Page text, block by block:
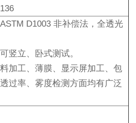
D1003 非补偿法，全透光
竖立、卧式测试。
加工、薄膜、显示屏加工、包
过率、雾度检测方面均有广泛